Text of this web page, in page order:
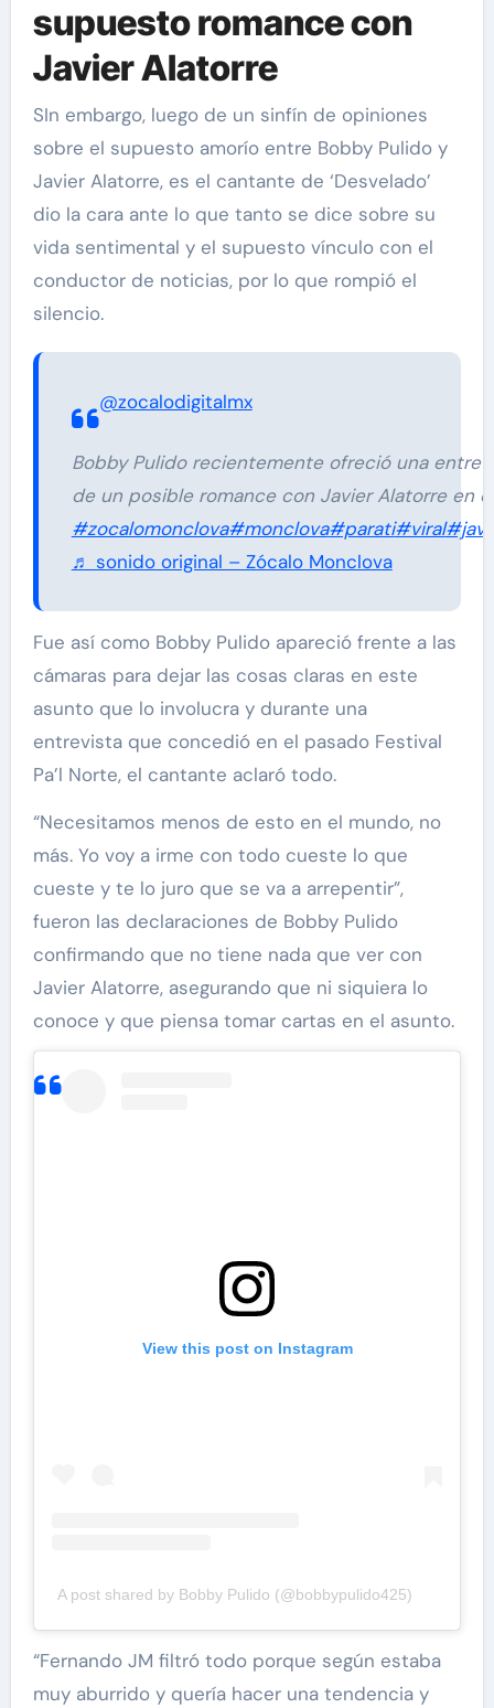
supuesto romance con
Javier Alatorre
SIn embargo, luego de un sinfín de opiniones
sobre el supuesto amorío entre Bobby Pulido y
Javier Alatorre, es el cantante de ‘Desvelado’
dio la cara ante lo que tanto se dice sobre su
vida sentimental y el supuesto vínculo con el
conductor de noticias, por lo que rompió el
silencio.
@zocalodigitalmx
Bobby Pulido recientemente ofreció una
de un posible romance con Javier Alatorre en
#zocalomonclova#monclova#parati#viral
♬ sonido original – Zócalo Monclova
Fue así como Bobby Pulido apareció frente a las
cámaras para dejar las cosas claras en este
asunto que lo involucra y durante una
entrevista que concedió en el pasado Festival
Pa’l Norte, el cantante aclaró todo.
“Necesitamos menos de esto en el mundo, no
más. Yo voy a irme con todo cueste lo que
cueste y te lo juro que se va a arrepentir”,
fueron las declaraciones de Bobby Pulido
confirmando que no tiene nada que ver con
Javier Alatorre, asegurando que ni siquiera lo
conoce y que piensa tomar cartas en el asunto.
View this post on Instagram
A post shared by Bobby Pulido (@bobbypulido425)
“Fernando JM filtró todo porque según estaba
muy aburrido y quería hacer una tendencia y